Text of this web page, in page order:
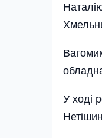
У ході